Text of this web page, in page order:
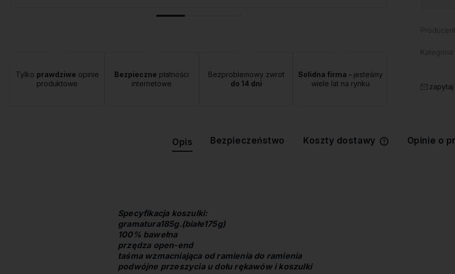
Tylko prawdziwe opinie
produktowe
Bezpieczne płatności
internetowe
Bezproblemowy zwrot
do 14 dni
Solidna firma - jesteśmy
wiele lat na rynku
Opis Bezpieczeństwo Koszty dostawy Opinie o
Specyfikacja koszulki:
gramatura185g.(białe175g)
100% bawełna
przędza open-end
taśma wzmacniająca od ramienia do ramienia
podwójne przeszycia u dołu rękawów i koszulki